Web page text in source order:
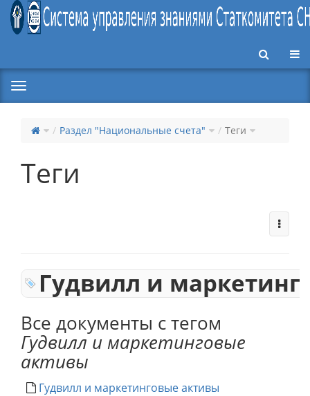
Раздел "Национальные счета" Теги
Теги
Гудвилл и
Все документы с тегом
Гудвилл и маркетинговые
активы
Гудвилл и маркетинговые активы